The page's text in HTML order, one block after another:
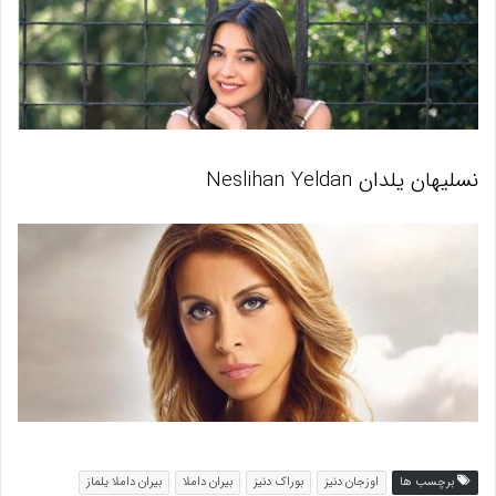
نسلیهان یلدان Neslihan Yeldan
برچسب ها اوزجان دنیز بوراک دنیز بیران داملا
بیران داملا یلماز